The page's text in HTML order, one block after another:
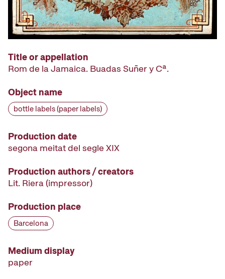
Title or appellation
Rom de la Jamaica. Buadas Suñer y Cª.
Object name
bottle labels (paper labels)
Production date
segona meitat del segle XIX
Production authors / creators
Lit. Riera (impressor)
Production place
Barcelona
Medium display
paper